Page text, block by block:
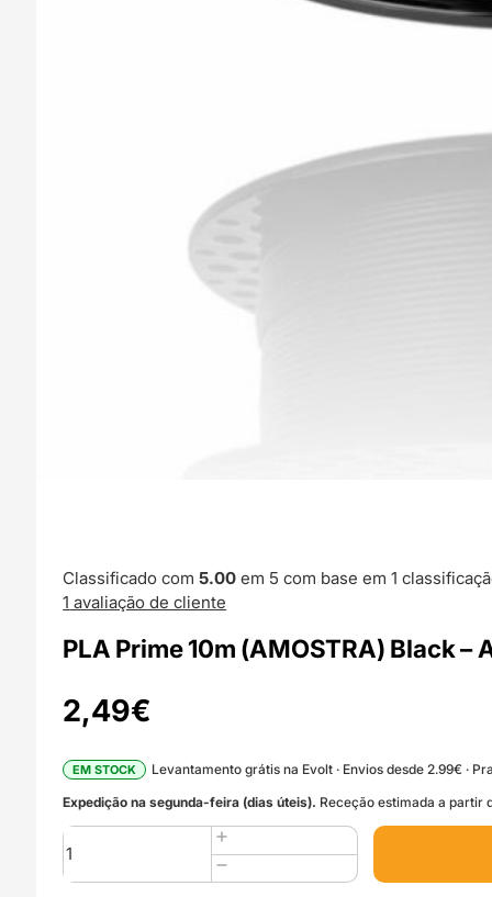
Classificado com5.00 em 5 com base em1
1 avaliação de cliente
PLA Prime 10m (AMOSTRA) Black –
2,49€
EM STOCK
Levantamento grátis na Evolt · Envios desde 2.99€ ·
Expedição na segunda-feira (dias úteis). Receção estimada a partir
Quantidade
de
PLA